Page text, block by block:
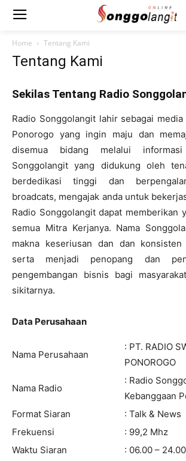
Home Tentang Kami
Tentang Kami
Sekilas Tentang Radio
Radio Songgolangit lahir sebagai
Ponorogo yang ingin maju dan
disemua bidang melalui
Songgolangit yang didukung oleh
berdedikasi tinggi dan
broadcats, mengajak anda untuk
Radio Songgolangit dapat memberikan
semua Mitra Kerjanya. Nama
makna keseriusan dan dan konsisten
serta menjadi penopang dan
pengembangan bisnis bagi
sikitarnya.
Data Perusahaan
Nama Perusahaan
: PT. RADIO
PONOROGO
Nama Radio
: Radio
Kebanggaan
Format Siaran
: Talk & News
Frekuensi
: 99,2 Mhz
Waktu Siaran
: 06.00 –